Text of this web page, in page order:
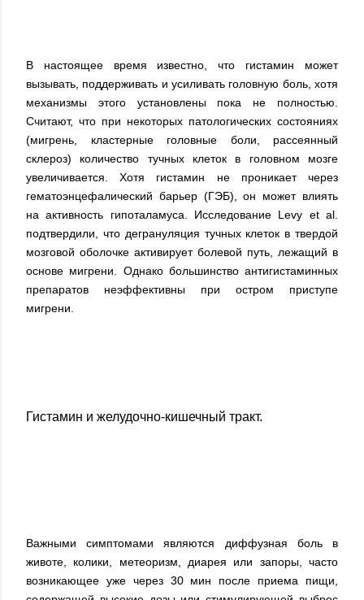
В настоящее время известно, что гистамин может
вызывать, поддерживать и усиливать головную боль, хотя
механизмы этого установлены пока не полностью.
Считают, что при некоторых патологических состояниях
(мигрень, кластерные головные боли, рассеянный
склероз) количество тучных клеток в головном мозге
увеличивается. Хотя гистамин не проникает через
гематоэнцефалический барьер (ГЭБ), он может влиять
на активность гипоталамуса. Исследование Levy et al.
подтвердили, что дегрануляция тучных клеток в твердой
мозговой оболочке активирует болевой путь, лежащий в
основе мигрени. Однако большинство антигистаминных
препаратов неэффективны при остром приступе
мигрени.
Гистамин и желудочно-кишечный тракт.
Важными симптомами являются диффузная боль в
животе, колики, метеоризм, диарея или запоры, часто
возникающее уже через 30 мин после приема пищи,